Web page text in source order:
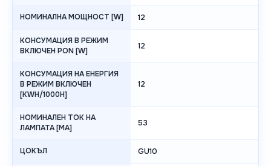
НОМИНАЛНА МОЩНОСТ [W] 12
КОНСУМАЦИЯ В РЕЖИМ
ВКЛЮЧЕН PON [W]
12
КОНСУМАЦИЯ НА ЕНЕРГИЯ
В РЕЖИМ ВКЛЮЧЕН
[KWH/1000H]
12
НОМИНАЛЕН ТОК НА
ЛАМПАТА [MA]
53
ЦОКЪЛ GU10